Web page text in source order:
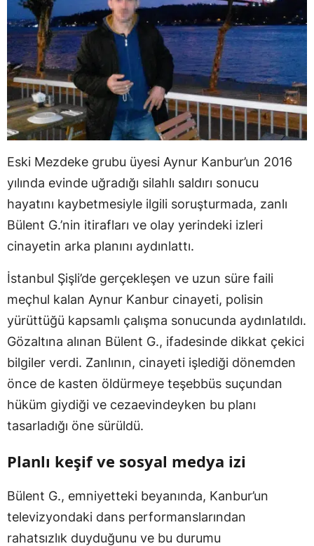
Eski Mezdeke grubu üyesi Aynur Kanbur’un 2016
yılında evinde uğradığı silahlı saldırı sonucu
hayatını kaybetmesiyle ilgili soruşturmada, zanlı
Bülent G.’nin itirafları ve olay yerindeki izleri
cinayetin arka planını aydınlattı.
İstanbul Şişli’de gerçekleşen ve uzun süre faili
meçhul kalan Aynur Kanbur cinayeti, polisin
yürüttüğü kapsamlı çalışma sonucunda aydınlatıldı.
Gözaltına alınan Bülent G., ifadesinde dikkat çekici
bilgiler verdi. Zanlının, cinayeti işlediği dönemden
önce de kasten öldürmeye teşebbüs suçundan
hüküm giydiği ve cezaevindeyken bu planı
tasarladığı öne sürüldü.
Planlı keşif ve sosyal medya izi
Bülent G., emniyetteki beyanında, Kanbur’un
televizyondaki dans performanslarından
rahatsızlık duyduğunu ve bu durumu